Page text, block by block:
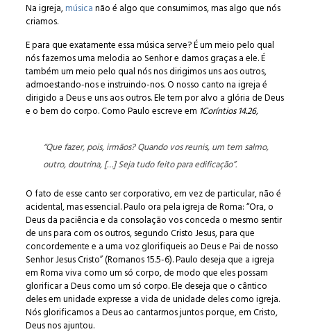
Na igreja,músicanão é algo que consumimos, mas algo que nós
criamos.
E para que exatamente essa música serve? É um meio pelo qual
nós fazemos uma melodia ao Senhor e damos graças a ele. É
também um meio pelo qual nós nos dirigimos uns aos outros,
admoestando-nos e instruindo-nos. O nosso canto na igreja é
dirigido a Deus e uns aos outros. Ele tem por alvo a glória de Deus
e o bem do corpo. Como Paulo escreve em 1Coríntios 14.26,
“Que fazer, pois, irmãos? Quando vos reunis, um tem salmo,
outro, doutrina, […] Seja tudo feito para edificação”.
O fato de esse canto ser corporativo, em vez de particular, não é
acidental, mas essencial. Paulo ora pela igreja de Roma: “Ora, o
Deus da paciência e da consolação vos conceda o mesmo sentir
de uns para com os outros, segundo Cristo Jesus, para que
concordemente e a uma voz glorifiqueis ao Deus e Pai de nosso
Senhor Jesus Cristo” (Romanos 15.5-6). Paulo deseja que a igreja
em Roma viva como um só corpo, de modo que eles possam
glorificar a Deus como um só corpo. Ele deseja que o cântico
deles em unidade expresse a vida de unidade deles como igreja.
Nós glorificamos a Deus ao cantarmos juntos porque, em Cristo,
Deus nos ajuntou.